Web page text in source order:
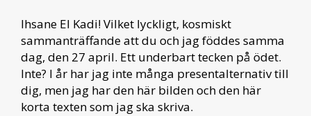
Ihsane El Kadi! Vilket lyckligt, kosmiskt
sammanträffande att du och jag föddes samma
dag, den 27 april. Ett underbart tecken på ödet.
Inte? I år har jag inte många presentalternativ till
dig, men jag har den här bilden och den här
korta texten som jag ska skriva.